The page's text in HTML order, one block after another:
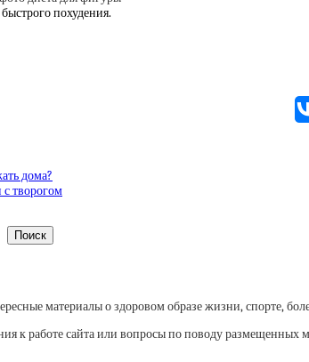
похудения.
дома?
творогом
Поиск
материалы о здоровом образе жизни, спорте,
к работе сайта или вопросы по поводу размещенных